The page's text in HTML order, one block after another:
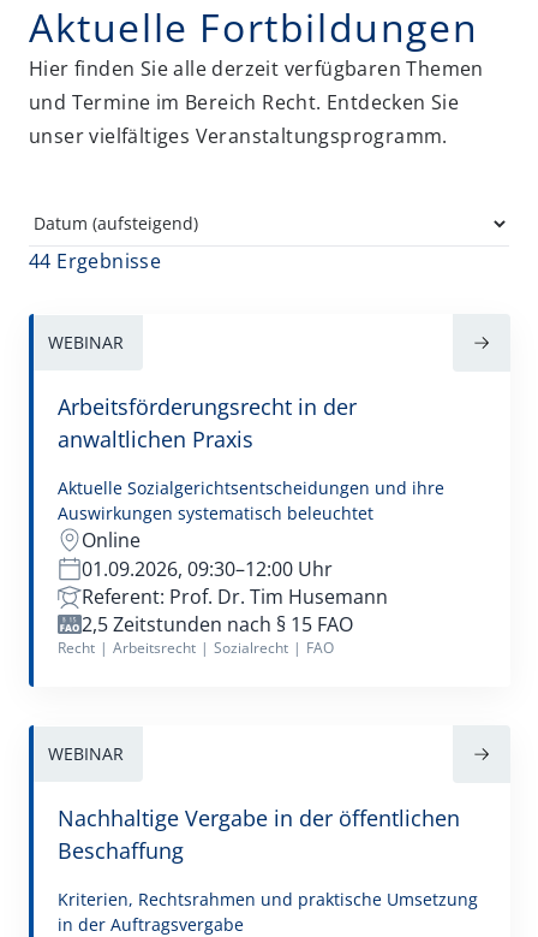
Erbrecht und Nachfolge
FAO-Fortbildungen
Gesellschaftsrecht
Insolvenz- und Sanierungsrecht
Künstliche Intelligenz (KI)
Risk und Compliance
Steuerrecht
Verwaltungsrecht
Aktuelle Fortbildungen
Hier finden Sie alle derzeit verfügbaren Themen
und Termine im Bereich Recht. Entdecken Sie
unser vielfältiges Veranstaltungsprogramm.
44 Ergebnisse
WEBINAR
Arbeitsförderungsrecht in der
anwaltlichen Praxis
Aktuelle Sozialgerichtsentscheidungen und ihre
Auswirkungen systematisch beleuchtet
Online
01.09.2026, 09:30–12:00 Uhr
Referent: Prof. Dr. Tim Husemann
2,5 Zeitstunden nach § 15 FAO
Recht | Arbeitsrecht | Sozialrecht | FAO
WEBINAR
Nachhaltige Vergabe in der öffentlichen
Beschaffung
Kriterien, Rechtsrahmen und praktische Umsetzung
in der Auftragsvergabe